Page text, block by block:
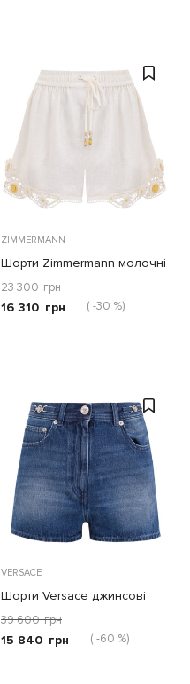
ZIMMERMANN
Шорти Zimmermann молочні
23 300 грн
16 310 грн ( -30 %)
VERSACE
Шорти Versace джинсові
39 600 грн
15 840 грн ( -60 %)